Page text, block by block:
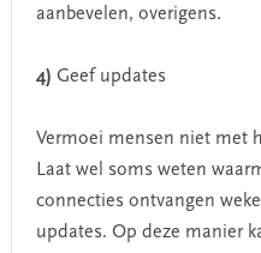
aanbevelen, overigens.
4) Geef updates
Vermoei mensen niet met
Laat wel soms weten
connecties ontvangen
updates. Op deze manier